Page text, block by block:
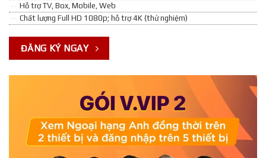
Hỗ trợ TV, Box, Mobile, Web
Chất lượng Full HD 1080p; hỗ trợ 4K (thử nghiệm)
ĐĂNG KÝ NGAY